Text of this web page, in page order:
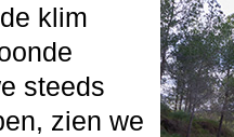
klim
steeds
zien we